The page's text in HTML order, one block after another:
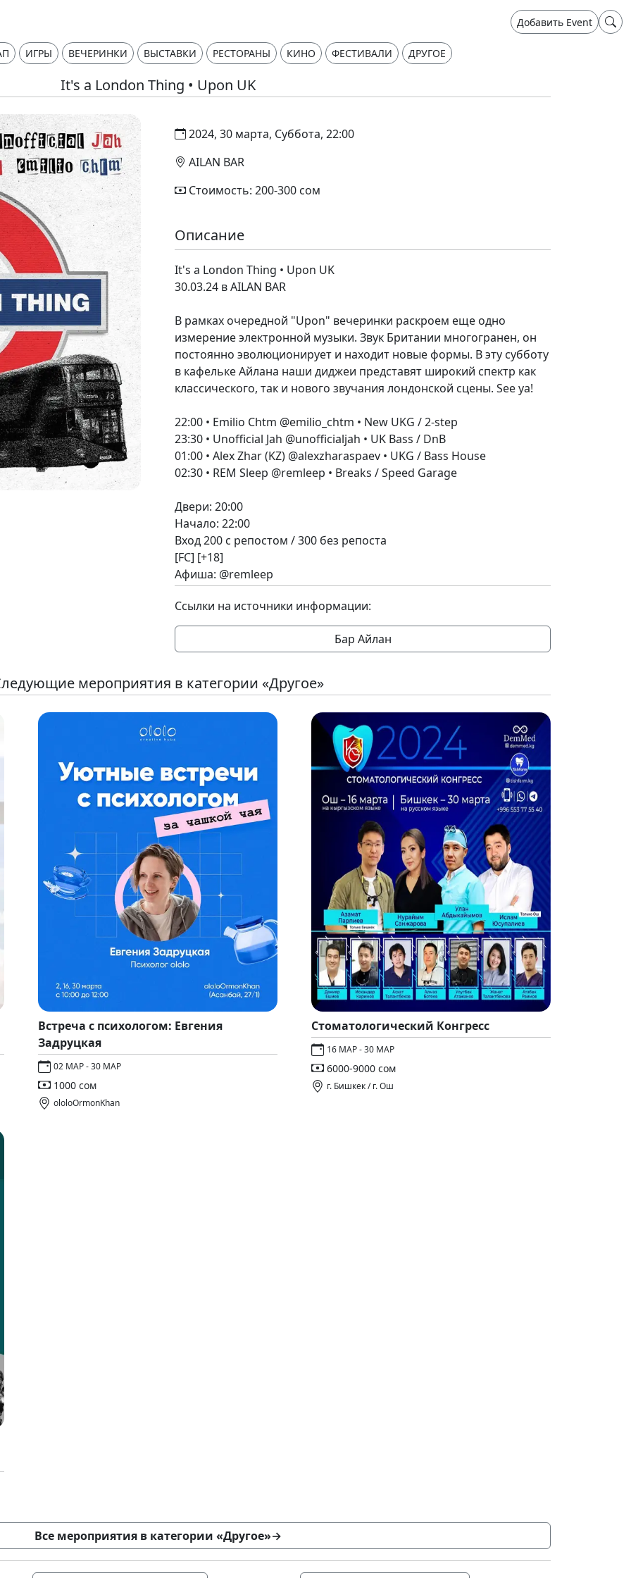
Добавить Event
ИГРЫ ВЕЧЕРИНКИ ВЫСТАВКИ РЕСТОРАНЫ КИНО ФЕСТИВАЛИ ДРУГОЕ
It's a London Thing • Upon UK
2024, 30 марта, Суббота, 22:00
AILAN BAR
Стоимость: 200-300 сом
Описание
It's a London Thing • Upon UK
30.03.24 в AILAN BAR
В рамках очередной "Upon" вечеринки раскроем еще одно
измерение электронной музыки. Звук Британии многогранен, он
постоянно эволюционирует и находит новые формы. В эту субботу
в кафельке Айлана наши диджеи представят широкий спектр как
классического, так и нового звучания лондонской сцены. See ya!
22:00 • Emilio Chtm @emilio_chtm • New UKG / 2-step
23:30 • Unofficial Jah @unofficialjah • UK Bass / DnB
01:00 • Alex Zhar (KZ) @alexzharaspaev • UKG / Bass House
02:30 • REM Sleep @remleep • Breaks / Speed Garage
Двери: 20:00
Начало: 22:00
Вход 200 с репостом / 300 без репоста
[FC] [+18]
Афиша: @remleep
Ссылки на источники информации:
Бар Айлан
мероприятия в категории «Другое»
Встреча с психологом: Евгения
Задруцкая
02 МАР - 30 МАР
1000 сом
ololoOrmonKhan
Стоматологический Конгресс
16 МАР - 30 МАР
6000-9000 сом
г. Бишкек / г. Ош
Все мероприятия в категории «Другое»→